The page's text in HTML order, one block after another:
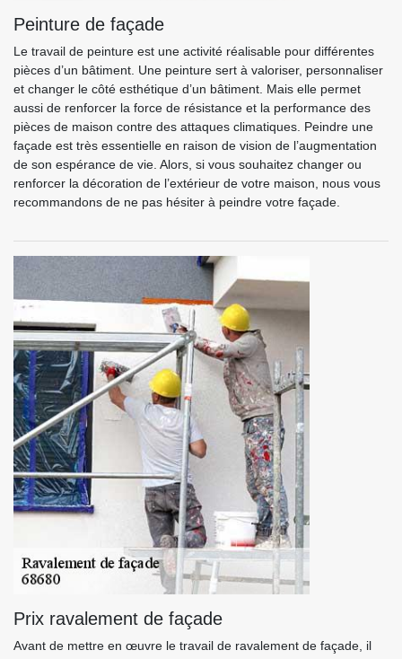
Peinture de façade
Le travail de peinture est une activité réalisable pour différentes
pièces d’un bâtiment. Une peinture sert à valoriser, personnaliser
et changer le côté esthétique d’un bâtiment. Mais elle permet
aussi de renforcer la force de résistance et la performance des
pièces de maison contre des attaques climatiques. Peindre une
façade est très essentielle en raison de vision de l’augmentation
de son espérance de vie. Alors, si vous souhaitez changer ou
renforcer la décoration de l’extérieur de votre maison, nous vous
recommandons de ne pas hésiter à peindre votre façade.
Prix ravalement de façade
Avant de mettre en œuvre le travail de ravalement de façade, il